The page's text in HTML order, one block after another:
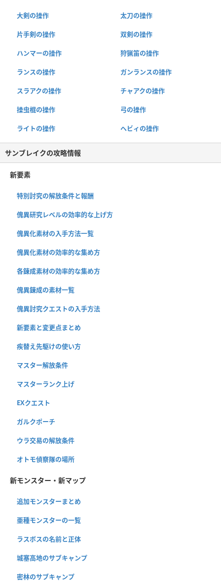
大剣の操作 太刀の操作
片手剣の操作 双剣の操作
ハンマーの操作 狩猟笛の操作
ランスの操作 ガンランスの操作
スラアクの操作 チャアクの操作
操虫棍の操作 弓の操作
ライトの操作 ヘビィの操作
サンブレイクの攻略情報
新要素
特別討究の解放条件と報酬
傀異研究レベルの効率的な上げ方
傀異化素材の入手方法一覧
傀異化素材の効率的な集め方
各錬成素材の効率的な集め方
傀異錬成の素材一覧
傀異討究クエストの入手方法
新要素と変更点まとめ
疾替え先駆けの使い方
マスター解放条件
マスターランク上げ
EXクエスト
ガルクポーチ
ウラ交易の解放条件
オトモ偵察隊の場所
新モンスター・新マップ
追加モンスターまとめ
亜種モンスターの一覧
ラスボスの名前と正体
城塞高地のサブキャンプ
密林のサブキャンプ